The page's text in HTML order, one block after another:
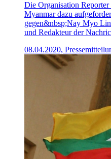
Die Organisation
Myanmar dazu
gegen&nbsp;Nay Myo
und Redakteur der
08.04.2020,